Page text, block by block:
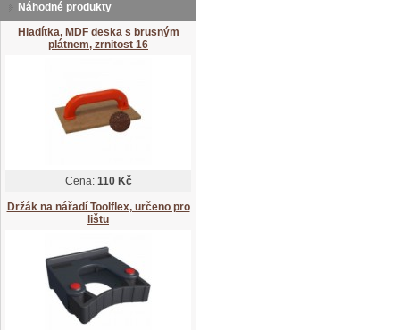
Náhodné produkty
Hladítka, MDF deska s brusným
plátnem, zrnitost 16
Cena: 110 Kč
Držák na nářadí Toolflex, určeno pro
lištu